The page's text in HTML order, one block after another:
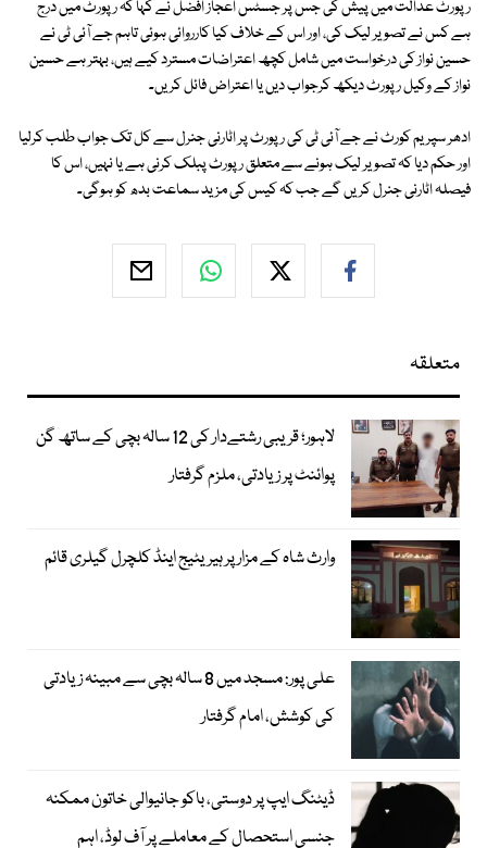
رپورٹ عدالت میں پیش کی جس پر جسٹس اعجاز افضل نے کہا کہ رپورٹ میں درج
ہے کس نے تصویر لیک کی، اور اس کے خلاف کیا کارروائی ہوئی تاہم جے آئی ٹی نے
حسین نواز کی درخواست میں شامل کچھ اعتراضات مسترد کیے ہیں، بہتر ہے حسین
نواز کے وکیل رپورٹ دیکھ کرجواب دیں یا اعتراض فائل کریں۔
ادھر سپریم کورٹ نے جے آئی ٹی کی رپورٹ پر اٹارنی جنرل سے کل تک جواب طلب کرلیا
اور حکم دیا کہ تصویر لیک ہونے سے متعلق رپورٹ پبلک کرنی ہے یا نہیں، اس کا
فیصلہ اٹارنی جنرل کریں گے جب کہ کیس کی مزید سماعت بدھ کو ہوگی۔
متعلقہ
لاہور؛ قریبی رشتےدار کی 12 سالہ بچی کے ساتھ گن
پوائنٹ پر زیادتی، ملزم گرفتار
وارث شاہ کے مزار پر ہیریٹیج اینڈ کلچرل گیلری قائم
علی پور: مسجد میں 8 سالہ بچی سے مبینہ زیادتی
کی کوشش، امام گرفتار
ڈیٹنگ ایپ پر دوستی، باکو جانیوالی خاتون ممکنہ
جنسی استحصال کے معاملے پر آف لوڈ، اہم